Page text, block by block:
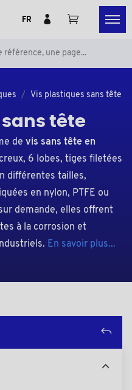
FR
Vis plastiques sans tête
tête
de vis sans tête en
6 lobes, tiges filetées
différentes tailles,
en nylon, PTFE ou
demande, elles offrent
à la corrosion et
En savoir plus...